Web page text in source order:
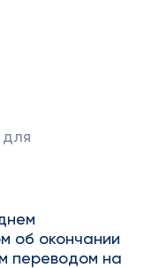
об окончании
переводом на